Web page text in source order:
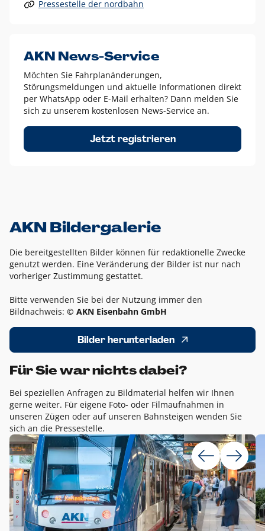
Alle anderen Logo-Varianten dürfen nur in Ausnahmefällen
Diese Ausnahmen sind zum Beispiel:
dem AKN Blau,
weißes Logo auf Fotohintergründen,
schwarzes Logo für reine Schwarz-Weiß-Umsetzungen
Um das Logo herum muss ein Schutzraum von jeweils einer
Höhe bzw. Breite des N aus AKN in alle Richtungen
Pressestelle der nordbahn
AKN News-Service
Möchten Sie Fahrplanänderungen,
Störungsmeldungen und aktuelle Informationen direkt
per WhatsApp oder E-Mail erhalten? Dann melden Sie
sich zu unserem kostenlosen News-Service an.
Jetzt registrieren
AKN Bildergalerie
Die bereitgestellten Bilder können für redaktionelle Zwecke
genutzt werden. Eine Veränderung der Bilder ist nur nach
vorheriger Zustimmung gestattet.
Bitte verwenden Sie bei der Nutzung immer den
Bildnachweis: © AKN Eisenbahn GmbH
Bilder herunterladen
Für Sie war nichts dabei?
Bei speziellen Anfragen zu Bildmaterial helfen wir Ihnen
gerne weiter. Für eigene Foto- oder Filmaufnahmen in
unseren Zügen oder auf unseren Bahnsteigen wenden Sie
sich an die Pressestelle.